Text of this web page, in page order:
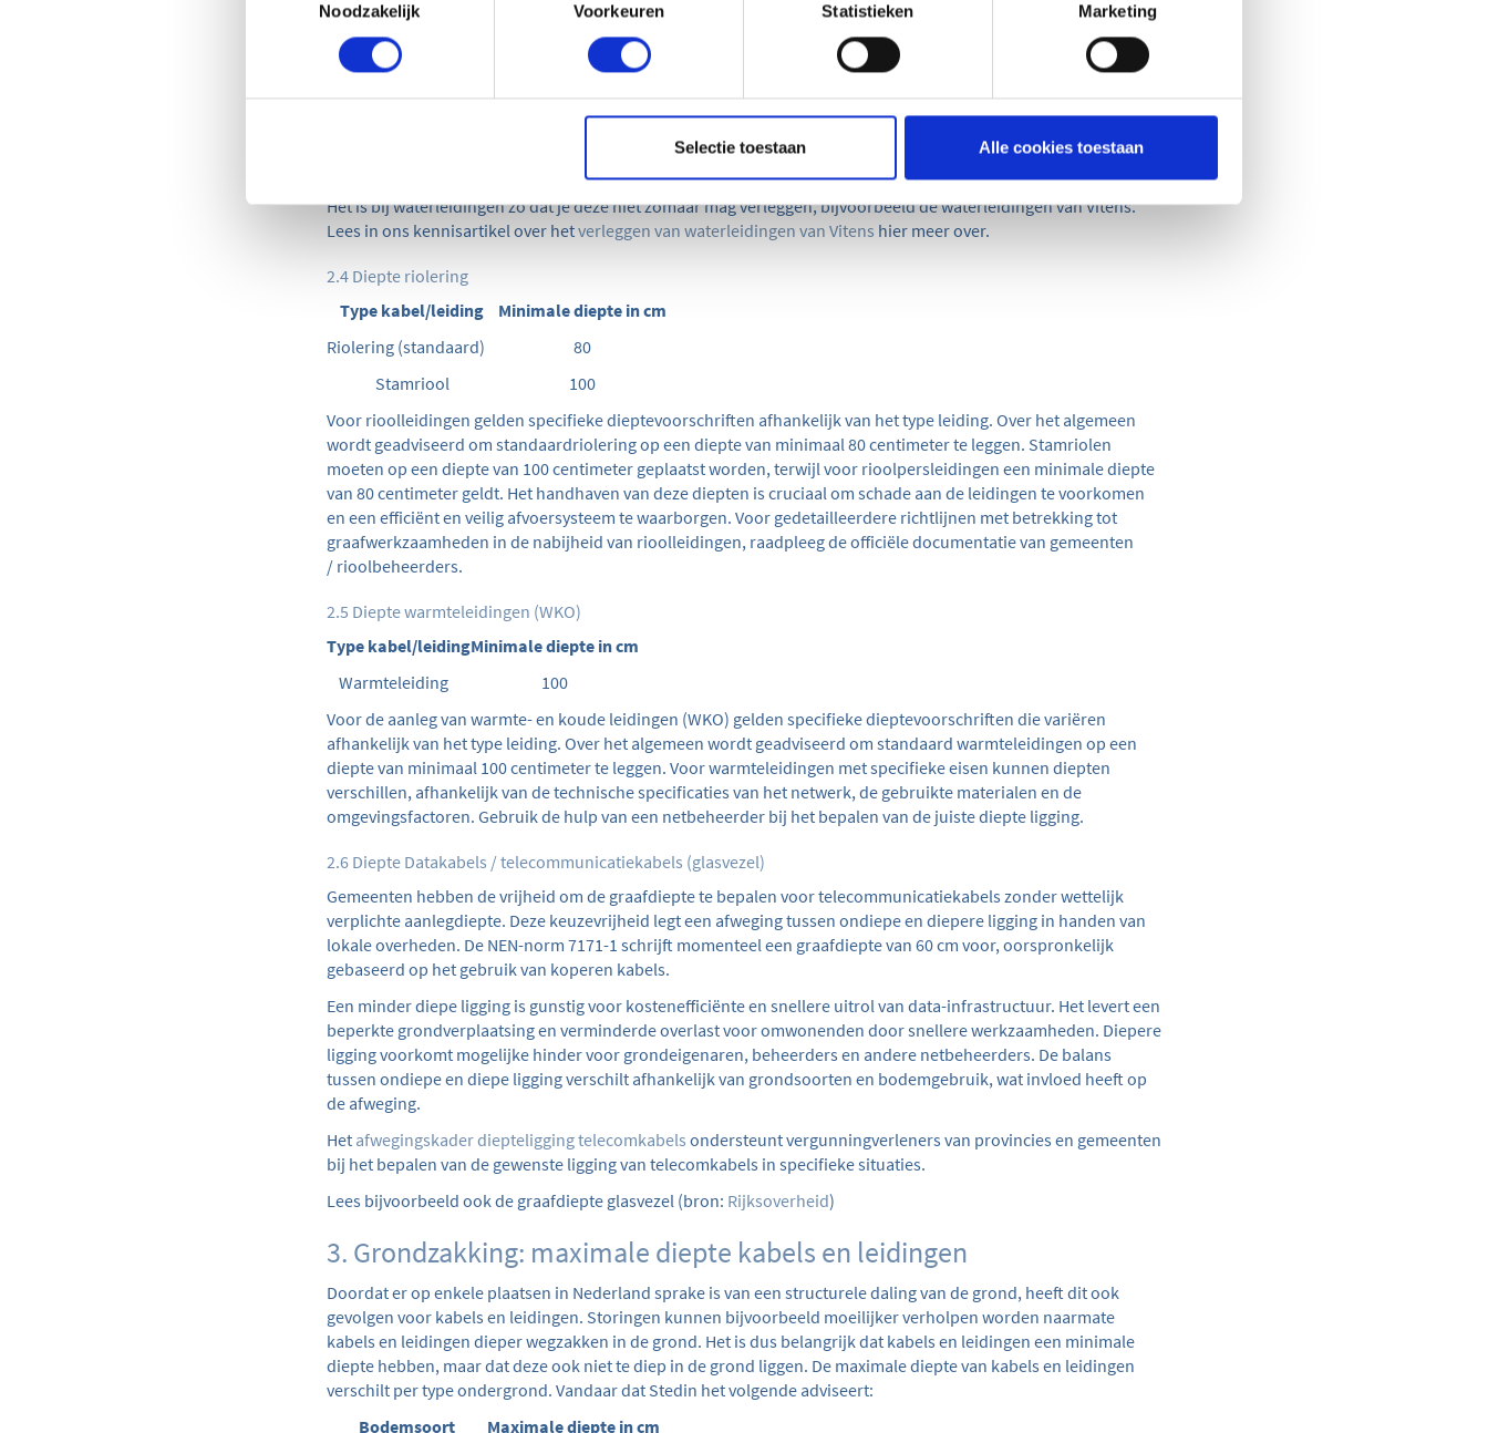
Noodzakelijk
Voorkeuren Statistieken Marketing
Selectie toestaan Alle cookies toestaan
Waterleidingen moeten doorgaans op een minimale diepte van 100 centimeter worden geplaatst. Deze diepte
voorschriften gelden voor zowel de aanvoerleidingen als de afvoerleidingen. Het naleven van deze voorschriften
is belangrijk om schade aan de waterleidingen te voorkomen en een betrouwbare watervoorziening te
garanderen. Denk hierbij bijvoorbeeld aan een betere bescherming vanwaterleidingen tegen mogelijke schade
door vorst, graafwerkzaamheden en andere externe invloeden. Door de dieptevoorschriften zorgvuldig te
volgen, kan niet alleen de duurzaamheid en betrouwbaarheid van de watervoorziening worden gegarandeerd,
Het is bij waterleidingen zo dat je deze niet zomaar mag verleggen, bijvoorbeeld de waterleidingen van Vitens.
Lees in ons kennisartikel over hetverleggen van waterleidingen van Vitens hier meer over.
2.4 Diepte riolering
Type kabel/leiding
Minimale diepte in cm
Riolering (standaard)
80
Stamriool
100
Voor rioolleidingen gelden specifieke dieptevoorschriften afhankelijk van het type leiding. Over het algemeen
wordt geadviseerd om standaardriolering op een diepte van minimaal 80 centimeter te leggen. Stamriolen
moeten op een diepte van 100 centimeter geplaatst worden, terwijl voor rioolpersleidingen een minimale diepte
van 80 centimeter geldt. Het handhaven van deze diepten is cruciaal om schade aan de leidingen te voorkomen
en een efficiënt en veilig afvoersysteem te waarborgen. Voor gedetailleerdere richtlijnen met betrekking tot
graafwerkzaamheden in de nabijheid van rioolleidingen, raadpleeg de officiële documentatie van gemeenten
/ rioolbeheerders.
2.5 Diepte warmteleidingen (WKO)
Type kabel/leidingMinimale diepte in cm
Warmteleiding
100
Voor de aanleg van warmte- en koude leidingen (WKO) gelden specifieke dieptevoorschriften die variëren
afhankelijk van het type leiding. Over het algemeen wordt geadviseerd om standaard warmteleidingen op een
diepte van minimaal 100 centimeter te leggen. Voor warmteleidingen met specifieke eisen kunnen diepten
verschillen, afhankelijk van de technische specificaties van het netwerk, de gebruikte materialen en de
omgevingsfactoren. Gebruik de hulp van een netbeheerder bij het bepalen van de juiste diepte ligging.
2.6 Diepte Datakabels / telecommunicatiekabels (glasvezel)
Gemeenten hebben de vrijheid om de graafdiepte te bepalen voor telecommunicatiekabels zonder wettelijk
verplichte aanlegdiepte. Deze keuzevrijheid legt een afweging tussen ondiepe en diepere ligging in handen van
lokale overheden. De NEN-norm 7171-1 schrijft momenteel een graafdiepte van 60 cm voor, oorspronkelijk
gebaseerd op het gebruik van koperen kabels.
Een minder diepe ligging is gunstig voor kostenefficiënte en snellere uitrol van data-infrastructuur. Het levert een
beperkte grondverplaatsing en verminderde overlast voor omwonenden door snellere werkzaamheden. Diepere
ligging voorkomt mogelijke hinder voor grondeigenaren, beheerders en andere netbeheerders. De balans
tussen ondiepe en diepe ligging verschilt afhankelijk van grondsoorten en bodemgebruik, wat invloed heeft op
de afweging.
Het afwegingskader diepteligging telecomkabels ondersteunt vergunningverleners van provincies en gemeenten
bij het bepalen van de gewenste ligging van telecomkabels in specifieke situaties.
Lees bijvoorbeeld ook de graafdiepte glasvezel (bron: Rijksoverheid)
3. Grondzakking: maximale diepte kabels en leidingen
Doordat er op enkele plaatsen in Nederland sprake is van een structurele daling van de grond, heeft dit ook
gevolgen voor kabels en leidingen. Storingen kunnen bijvoorbeeld moeilijker verholpen worden naarmate
kabels en leidingen dieper wegzakken in de grond. Het is dus belangrijk dat kabels en leidingen een minimale
diepte hebben, maar dat deze ook niet te diep in de grond liggen. De maximale diepte van kabels en leidingen
verschilt per type ondergrond. Vandaar dat Stedin het volgende adviseert:
Bodemsoort
Maximale diepte in cm